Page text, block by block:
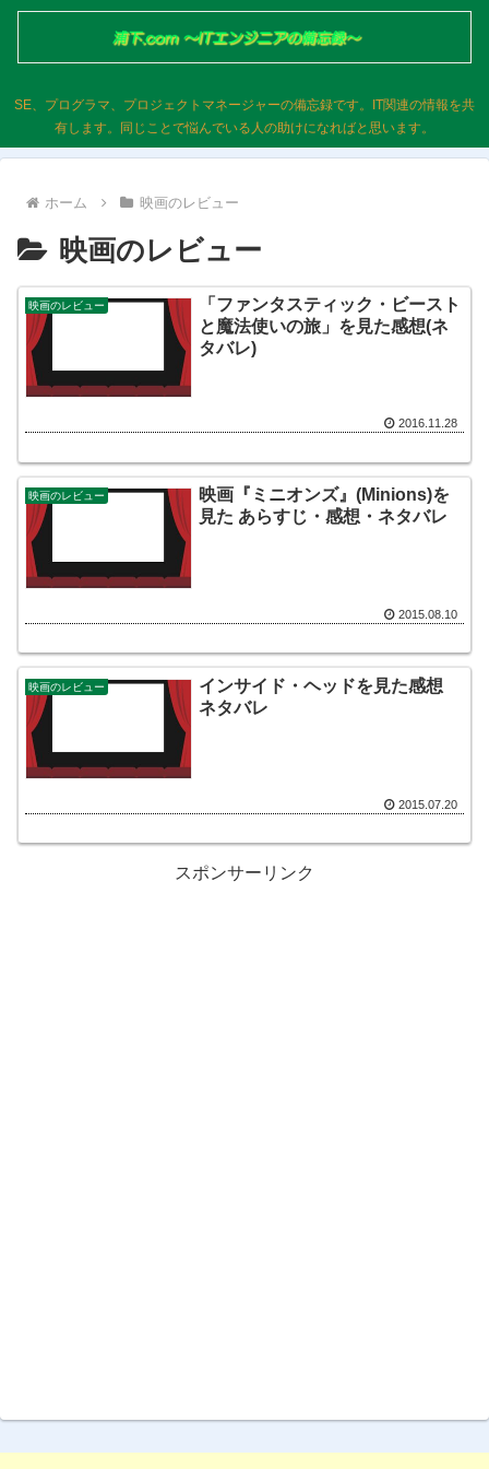
SE、プログラマ、プロジェクトマネージャーの備忘録です。IT関連の情報を共
有します。同じことで悩んでいる人の助けになればと思います。
ホーム 映画のレビュー
映画のレビュー
映画のレビュー
「ファンタスティック・ビースト
と魔法使いの旅」を見た感想(ネ
タバレ)
2016.11.28
映画のレビュー
映画『ミニオンズ』(Minions)を
見た あらすじ・感想・ネタバレ
2015.08.10
映画のレビュー
インサイド・ヘッドを見た感想
ネタバレ
2015.07.20
スポンサーリンク